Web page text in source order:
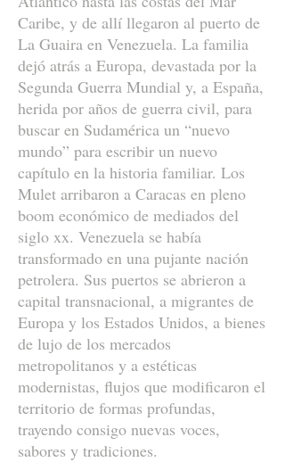
Caribe, y de allí llegaron al puerto de
La Guaira en Venezuela. La familia
dejó atrás a Europa, devastada por la
Segunda Guerra Mundial y, a España,
herida por años de guerra civil, para
buscar en Sudamérica un “nuevo
mundo” para escribir un nuevo
capítulo en la historia familiar. Los
Mulet arribaron a Caracas en pleno
boom económico de mediados del
siglo xx. Venezuela se había
transformado en una pujante nación
petrolera. Sus puertos se abrieron a
capital transnacional, a migrantes de
Europa y los Estados Unidos, a bienes
de lujo de los mercados
metropolitanos y a estéticas
modernistas, flujos que modificaron el
territorio de formas profundas,
trayendo consigo nuevas voces,
sabores y tradiciones.